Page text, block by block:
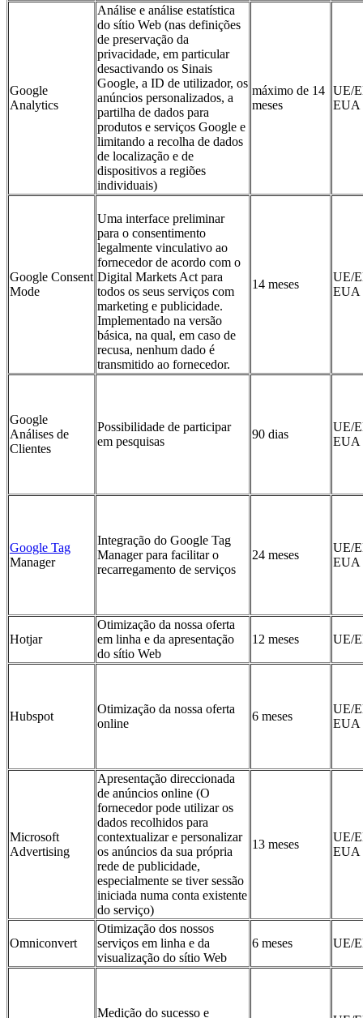
Google
Analytics
Análise e análise estatística
do sítio Web (nas definições
de preservação da
privacidade, em particular
desactivando os Sinais
Google, a ID de utilizador, os
anúncios personalizados, a
partilha de dados para
produtos e serviços Google e
limitando a recolha de dados
de localização e de
dispositivos a regiões
individuais)
máximo de 14
meses
UE/
EUA
Google Consent
Mode
Uma interface preliminar
para o consentimento
legalmente vinculativo ao
fornecedor de acordo com o
Digital Markets Act para
todos os seus serviços com
marketing e publicidade.
Implementado na versão
básica, na qual, em caso de
recusa, nenhum dado é
transmitido ao fornecedor.
14 meses
UE/
EUA
Google
Análises de
Clientes
Possibilidade de participar
em pesquisas
90 dias
UE/
EUA
Google Tag
Manager
Integração do Google Tag
Manager para facilitar o
recarregamento de serviços
24 meses
UE/
EUA
Hotjar
Otimização da nossa oferta
em linha e da apresentação
do sítio Web
12 meses UE/
Hubspot
Otimização da nossa oferta
online
6 meses
UE/
EUA
Microsoft
Advertising
Apresentação direccionada
de anúncios online (O
fornecedor pode utilizar os
dados recolhidos para
contextualizar e personalizar
os anúncios da sua própria
rede de publicidade,
especialmente se tiver sessão
iniciada numa conta existente
do serviço)
13 meses
UE/
EUA
Omniconvert
Otimização dos nossos
serviços em linha e da
visualização do sítio Web
6 meses UE/
Medição do sucesso e